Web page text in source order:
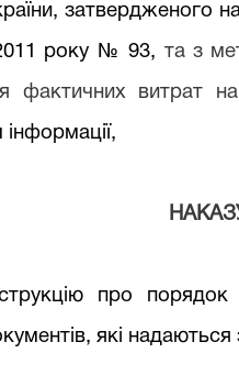
затвердженого
року № 93, та з
фактичних витрат
про
які надаються